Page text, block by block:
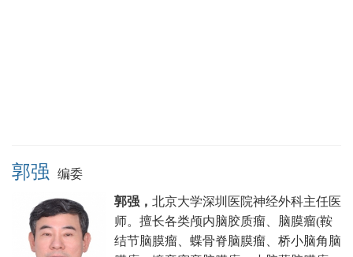
郭强 编委
郭强， 北京大学深圳医院神经外科主任医
师。 擅长各类颅内脑胶质瘤、脑膜瘤(鞍
结节脑膜瘤、蝶骨脊脑膜瘤、桥小脑角脑